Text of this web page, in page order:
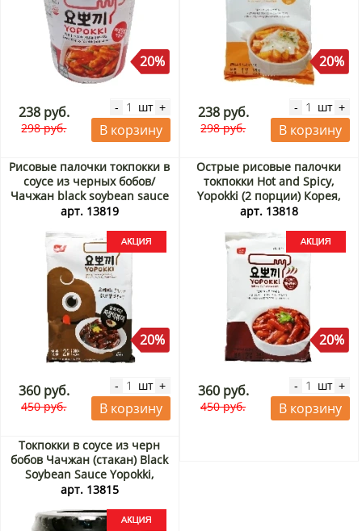
20%
238 руб.
298 руб.
- шт +
В корзину
20%
238 руб.
298 руб.
- шт +
В корзину
Рисовые палочки токпокки в
соусе из черных бобов/
Чачжан black soybean sauce
Yopokki (2 порции), Корея,
арт. 13819
20%
360 руб.
450 руб.
- шт +
В корзину
Острые рисовые палочки
токпокки Hot and Spicy,
Yopokki (2 порции) Корея,
240 г Акция
арт. 13818
20%
360 руб.
450 руб.
- шт +
В корзину
Токпокки в соусе из черн
бобов Чачжан (стакан) Black
Soybean Sauce Yopokki,
Корея, 120 г Акция
арт. 13815